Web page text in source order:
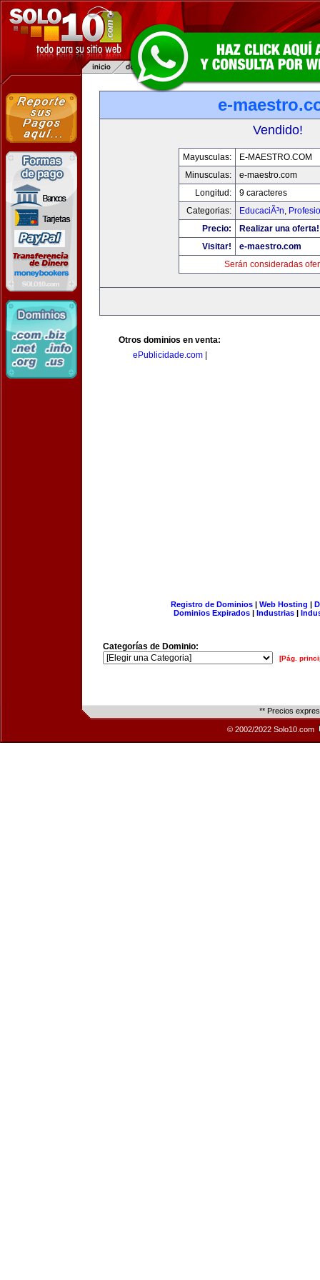
e-
Vendido!
Mayusculas:
E-MAESTRO.COM
Minusculas:
e-maestro.com
Longitud:
9 caracteres
Categorias:
EducaciÃ³n,
Precio:
Realizar una oferta!
Visitar!
e-maestro.com
Serán consideradas
Otros dominios en venta:
ePublicidade.com|
Registro de Dominios| Web Hosting |
Dominios Expirados | Industrias |
Categorías de Dominio:
[Pág.
** Precios
© 2002/2022 Solo10.com